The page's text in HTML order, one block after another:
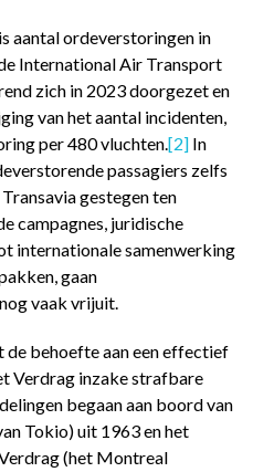
aantal ordeverstoringen in
International Air Transport
zich in 2023 doorgezet en
van het aantal incidenten,
per 480 vluchten.[2] In
passagiers zelfs
gestegen ten
campagnes, juridische
internationale samenwerking
gaan
vaak vrijuit.
behoefte aan een effectief
Verdrag inzake strafbare
begaan aan boord van
Tokio) uit 1963 en het
(het Montreal